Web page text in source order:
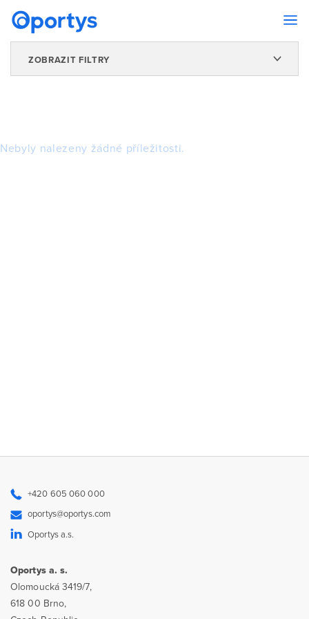
ZOBRAZIT FILTRY
Nebyly nalezeny žádné příležitosti.
+420 605 060 000
oportys@oportys.com
Oportys a.s.
Oportys a. s.
Olomoucká 3419/7,
618 00 Brno,